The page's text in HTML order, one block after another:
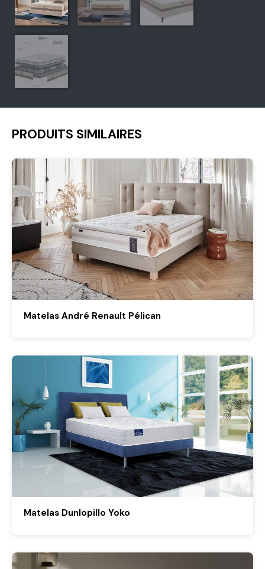
PRODUITS SIMILAIRES
Matelas André Renault Pélican
Matelas Dunlopillo Yoko